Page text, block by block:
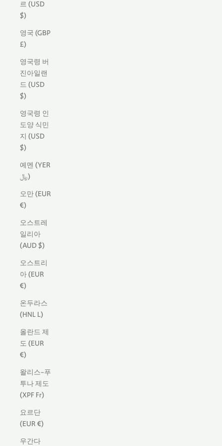
르 (USD
$)
영국 (GBP
£)
영국령 버
진아일랜
드 (USD
$)
영국령 인
도양 식민
지 (USD
$)
예멘 (YER
﷼)
오만 (EUR
€)
오스트레
일리아
(AUD $)
오스트리
아 (EUR
€)
온두라스
(HNL L)
올란드 제
도 (EUR
€)
왈리스-푸
투나 제도
(XPF Fr)
요르단
(EUR €)
우간다